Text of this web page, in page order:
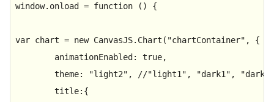
window. onload = function ( ) {
var chart = new CanvasJS. Chart ( "chartContainer" , {
animationEnabled : true,
theme: "light2" ,
//"light1", "dark1", "dark2"
title:{